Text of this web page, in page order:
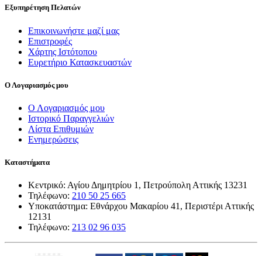
Εξυπηρέτηση Πελατών
Επικοινωνήστε μαζί μας
Επιστροφές
Χάρτης Ιστότοπου
Ευρετήριο Κατασκευαστών
Ο Λογαριασμός μου
Ο Λογαριασμός μου
Ιστορικό Παραγγελιών
Λίστα Επιθυμιών
Ενημερώσεις
Καταστήματα
Κεντρικό: Αγίου Δημητρίου 1, Πετρούπολη Αττικής 13231
Τηλέφωνο: 210 50 25 665
Υποκατάστημα: Εθνάρχου Μακαρίου 41, Περιστέρι Αττικής
12131
Τηλέφωνο: 213 02 96 035